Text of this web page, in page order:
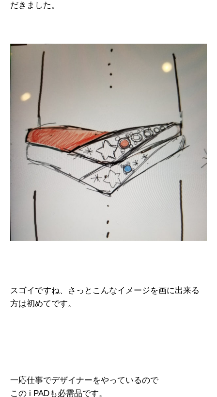
だきました。
スゴイですね、さっとこんなイメージを画に出来る
方は初めてです。
一応仕事でデザイナーをやっているので
この i PADも必需品です。